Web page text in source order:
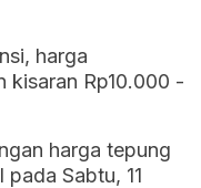
harga
kisaran Rp10.000 -
harga tepung
Sabtu, 11